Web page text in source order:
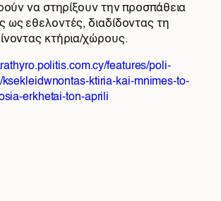
να στηρίξουν την προσπάθεια
ως εθελοντές, διαδίδοντας τη
κτήρια/χώρους.
features/poli-
ktiria-kai-mnimes-to-
erkhetai-ton-aprili